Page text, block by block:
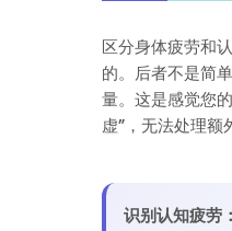
区分身体疲劳和
的。后者不是简
量。这是感觉您
虚”，无法处理额
识别认知疲劳：